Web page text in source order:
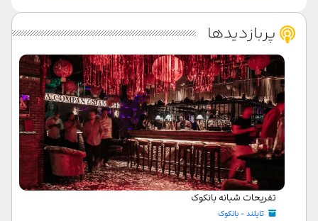
پربازدیدها
تفریحات شبانه بانکوک
تایلند - بانکوک